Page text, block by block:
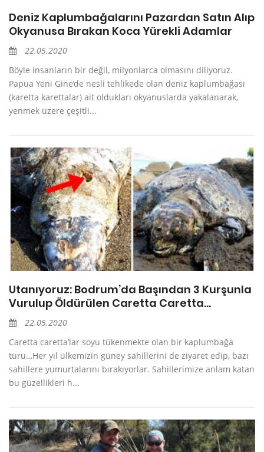
Deniz Kaplumbağalarını Pazardan Satın Alıp
Okyanusa Bırakan Koca Yürekli Adamlar
22.05.2020
Böyle insanların bir değil, milyonlarca olmasını diliyoruz.
Papua Yeni Gine’de nesli tehlikede olan deniz kaplumbağası
(karetta karettalar) ait oldukları okyanuslarda yakalanarak,
yenmek üzere çeşitli...
Utanıyoruz: Bodrum’da Başından 3 Kurşunla
Vurulup Öldürülen Caretta Caretta…
22.05.2020
Caretta caretta’lar soyu tükenmekte olan bir kaplumbağa
türü…Her yıl ülkemizin güney sahillerini de ziyaret edip, bazı
sahillere yumurtalarını bırakıyorlar. Sahillerimize anlam katan
bu güzellikleri h...